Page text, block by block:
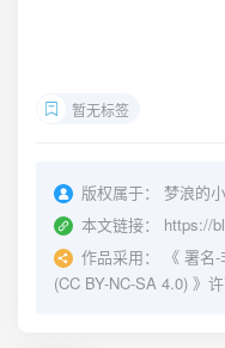
暂无标签
版权属于：
梦浪的
本文链接：
https://
作品采用：
《 署名-
(CC BY-NC-SA 4.0) 》